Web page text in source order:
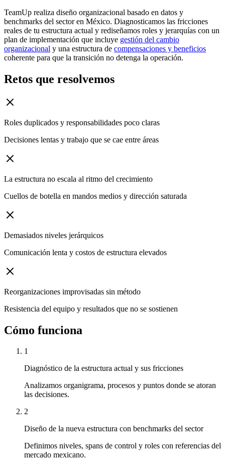
TeamUp realiza diseño organizacional basado en datos y
benchmarks del sector en México. Diagnosticamos las fricciones
reales de tu estructura actual y rediseñamos roles y jerarquías con un
plan de implementación que incluye gestión del cambio
organizacional y una estructura de compensaciones y beneficios
coherente para que la transición no detenga la operación.
Retos que resolvemos
Roles duplicados y responsabilidades poco claras
Decisiones lentas y trabajo que se cae entre áreas
La estructura no escala al ritmo del crecimiento
Cuellos de botella en mandos medios y dirección saturada
Demasiados niveles jerárquicos
Comunicación lenta y costos de estructura elevados
Reorganizaciones improvisadas sin método
Resistencia del equipo y resultados que no se sostienen
Cómo funciona
1
Diagnóstico de la estructura actual y sus fricciones
Analizamos organigrama, procesos y puntos donde se atoran
las decisiones.
2
Diseño de la nueva estructura con benchmarks del sector
Definimos niveles, spans de control y roles con referencias del
mercado mexicano.